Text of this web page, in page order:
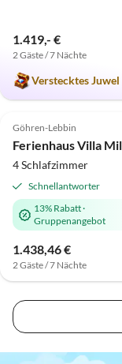
1.419,- €
2 Gäste / 7 Nächte
Verstecktes Juwel
4.7 (4)
Göhren-Lebbin
4 Schlafzimmer
Schnellantworter
13% Rabatt·
Gruppenangebot
1.438,46 €
2 Gäste / 7 Nächte